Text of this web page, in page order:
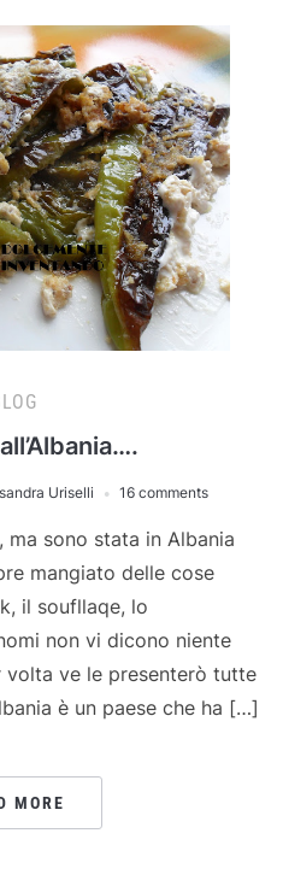
Uriselli 16 comments
sono stata in Albania
mangiato delle cose
il soufllaqe, lo
non vi dicono niente
ve le presenterò tutte
è un paese che ha […]
MORE